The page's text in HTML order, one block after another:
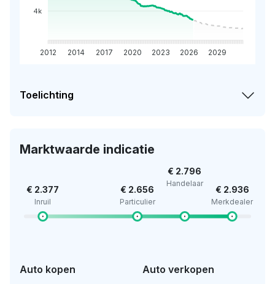
4k
2012 2014 2017 2020 2023 2026 2029
Toelichting
Marktwaarde indicatie
€ 2.377
Inruil
€ 2.656
Particulier
€ 2.796
Handelaar
€ 2.936
Merkdealer
Auto kopen Auto verkopen